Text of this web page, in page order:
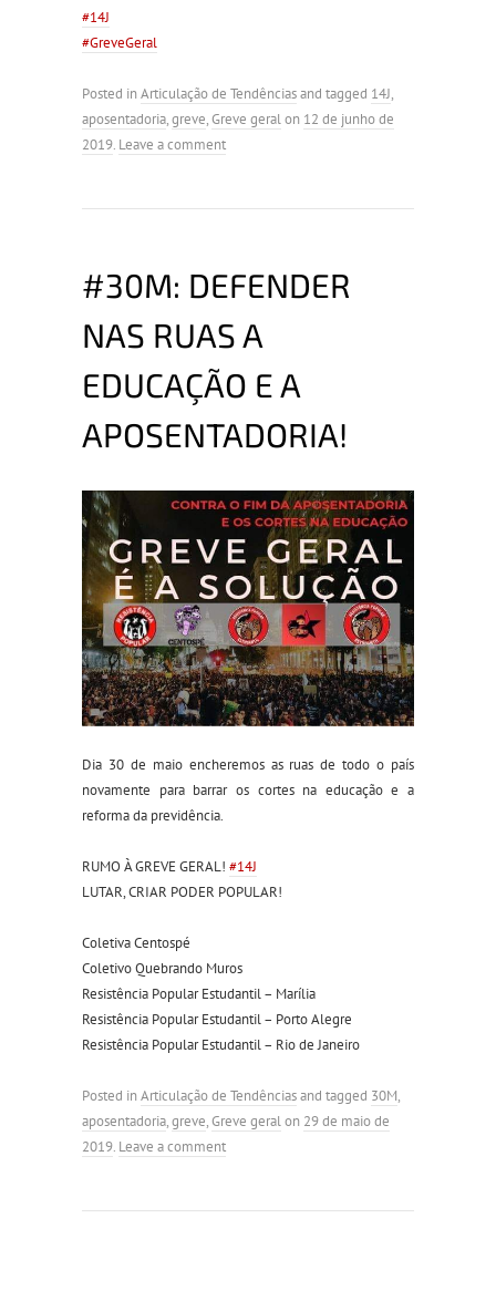
#14J
#GreveGeral
Posted inArticulação de Tendênciasand tagged 14J,
aposentadoria,greve,Greve geralon 12 de junho de
2019. Leave a comment
#30M: DEFENDER
NAS RUAS A
EDUCAÇÃO E A
APOSENTADORIA!
Dia 30 de maio encheremos as ruas de todo o país
novamente para barrar os cortes na educação e a
reforma da previdência.
RUMO À GREVE GERAL! #14J
LUTAR, CRIAR PODER POPULAR!
Coletiva Centospé
Coletivo Quebrando Muros
Resistência Popular Estudantil – Marília
Resistência Popular Estudantil – Porto Alegre
Resistência Popular Estudantil – Rio de Janeiro
Posted inArticulação de Tendênciasand tagged 30M,
aposentadoria,greve,Greve geralon 29 de maio de
2019. Leave a comment